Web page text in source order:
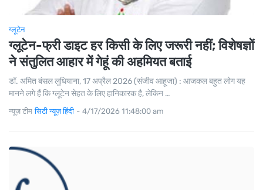
ग्लूटेन
ग्लूटेन-फ्री डाइट हर किसी के लिए जरूरी नहीं; विशेषज्ञों
ने संतुलित आहार में गेहूं की अहमियत बताई
डॉ. अमित बंसल लुधियाना, 17 अप्रैल 2026 (संजीव आहूजा) : आजकल बहुत लोग यह
मानने लगे हैं कि ग्लूटेन सेहत के लिए हानिकारक है, लेकिन …
न्यूज़ टीम सिटी न्यूज़ हिंदी - 4/17/2026 11:48:00 am